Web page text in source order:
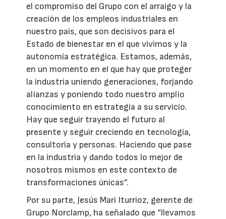
el compromiso del Grupo con el arraigo y la
creación de los empleos industriales en
nuestro país, que son decisivos para el
Estado de bienestar en el que vivimos y la
autonomía estratégica. Estamos, además,
en un momento en el que hay que proteger
la industria uniendo generaciones, forjando
alianzas y poniendo todo nuestro amplio
conocimiento en estrategia a su servicio.
Hay que seguir trayendo el futuro al
presente y seguir creciendo en tecnología,
consultoría y personas. Haciendo que pase
en la industria y dando todos lo mejor de
nosotros mismos en este contexto de
transformaciones únicas”.
Por su parte, Jesús Mari Iturrioz, gerente de
Grupo Norclamp, ha señalado que “llevamos